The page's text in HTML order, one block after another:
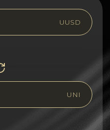
UUSD
UNI